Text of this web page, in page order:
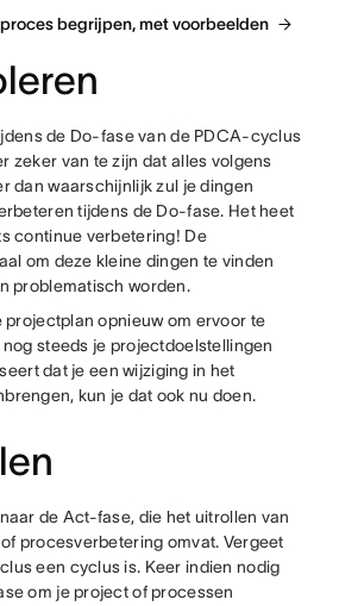
begrijpen, met voorbeelden
de Do-fase van de PDCA-cyclus
zeker van te zijn dat alles volgens
dan waarschijnlijk zul je dingen
tijdens de Do-fase. Het heet
continue verbetering! De
om deze kleine dingen te vinden
problematisch worden.
projectplan opnieuw om ervoor te
steeds je projectdoelstellingen
dat je een wijziging in het
kun je dat ook nu doen.
de Act-fase, die het uitrollen van
procesverbetering omvat. Vergeet
een cyclus is. Keer indien nodig
om je project of processen